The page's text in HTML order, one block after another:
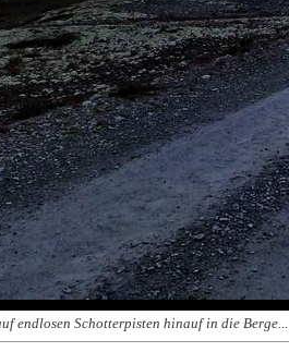
endlosen Schotterpisten hinauf in die Berge...